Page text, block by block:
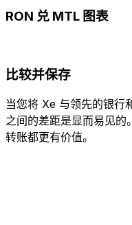
RON 兑 MTL 图表
比较并保存
当您将 Xe 与领先的银行
之间的差距是显而易见的
转账都更有价值。